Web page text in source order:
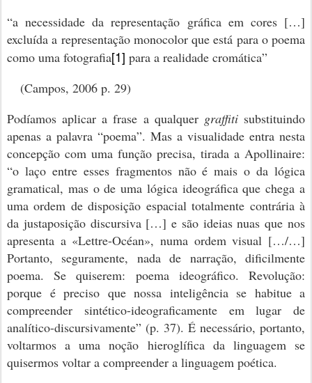
“a necessidade da representação gráfica em cores […]
excluída a representação monocolor que está para o poema
como uma fotografia[1] para a realidade cromática”
(Campos, 2006 p. 29)
Podíamos aplicar a frase a qualquer graffitisubstituindo
apenas a palavra “poema”. Mas a visualidade entra nesta
concepção com uma função precisa, tirada a Apollinaire:
“o laço entre esses fragmentos não é mais o da lógica
gramatical, mas o de uma lógica ideográfica que chega a
uma ordem de disposição espacial totalmente contrária à
da justaposição discursiva […] e são ideias nuas que nos
apresenta a «Lettre-Océan», numa ordem visual […/…]
Portanto, seguramente, nada de narração, dificilmente
poema. Se quiserem: poema ideográfico. Revolução:
porque é preciso que nossa inteligência se habitue a
compreender sintético-ideograficamente em lugar de
analítico-discursivamente” (p. 37). É necessário, portanto,
voltarmos a uma noção hieroglífica da linguagem se
quisermos voltar a compreender a linguagem poética.